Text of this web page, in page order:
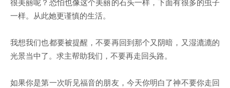
一样。从此她更谨慎的生活。
我想我们也都要被提醒，不要再回到那个又阴暗，又湿漉漉的
光景当中了。求主帮助我们，不要再走回头路。
如果你是第一次听见福音的朋友，今天你明白了神不要你走回